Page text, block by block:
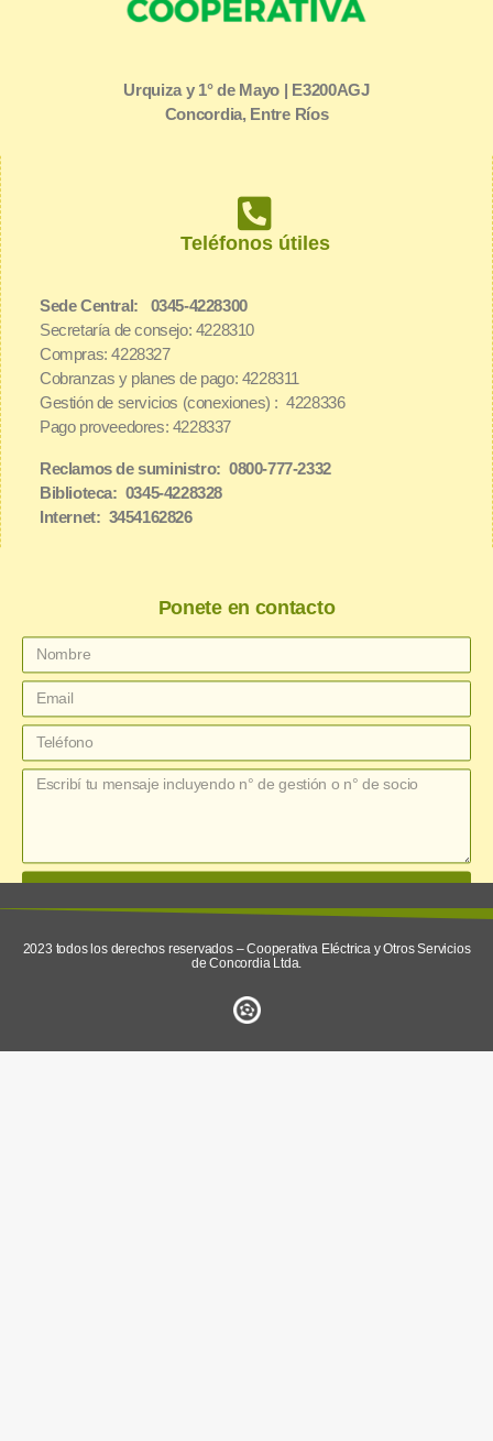
Urquiza y 1° de Mayo | E3200AGJ
Concordia, Entre Ríos
Teléfonos útiles
Sede Central: 0345-4228300
Secretaría de consejo: 4228310
Compras: 4228327
Cobranzas y planes de pago: 4228311
Gestión de servicios (conexiones) : 4228336
Pago proveedores: 4228337
Reclamos de suministro: 0800-777-2332
Biblioteca: 0345-4228328
Internet: 3454162826
Ponete en contacto
2023 todos los derechos reservados – Cooperativa Eléctrica y Otros Servicios
de Concordia Ltda.